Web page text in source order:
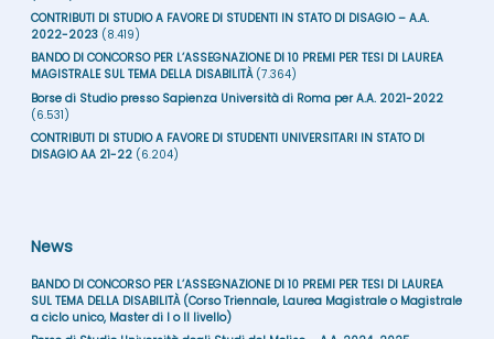
CONTRIBUTI DI STUDIO A FAVORE DI STUDENTI IN STATO DI DISAGIO – A.A.
2022-2023 (8.419)
BANDO DI CONCORSO PER L’ASSEGNAZIONE DI 10 PREMI PER TESI DI LAUREA
MAGISTRALE SUL TEMA DELLA DISABILITÀ (7.364)
Borse di Studio presso Sapienza Università di Roma per A.A. 2021-2022
(6.531)
CONTRIBUTI DI STUDIO A FAVORE DI STUDENTI UNIVERSITARI IN STATO DI
DISAGIO AA 21-22 (6.204)
News
BANDO DI CONCORSO PER L’ASSEGNAZIONE DI 10 PREMI PER TESI DI LAUREA
SUL TEMA DELLA DISABILITÀ (Corso Triennale, Laurea Magistrale o Magistrale
a ciclo unico, Master di I o II livello)